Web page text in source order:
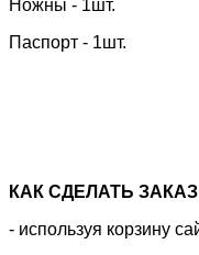
Ножны - 1шт.
Паспорт - 1шт.
КАК CДЕЛАТЬ
- используя корзину